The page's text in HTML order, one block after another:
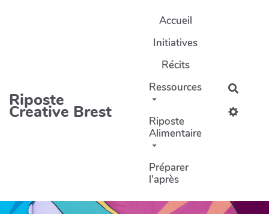
Riposte
Creative Brest
Accueil
Initiatives
Récits
Ressources
Riposte
Alimentaire
Préparer
l'après